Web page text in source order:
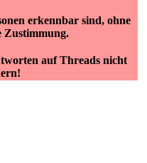
erkennbar sind, ohne
Zustimmung.
auf Threads nicht